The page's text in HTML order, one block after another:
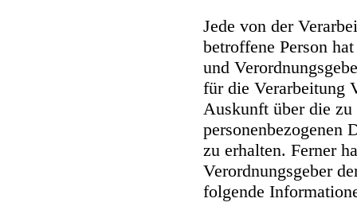
Jede von der
betroffene Person
und
für die Verarbeitung
Auskunft über die zu
personenbezogenen
zu erhalten. Ferner
Verordnungsgeber
folgende